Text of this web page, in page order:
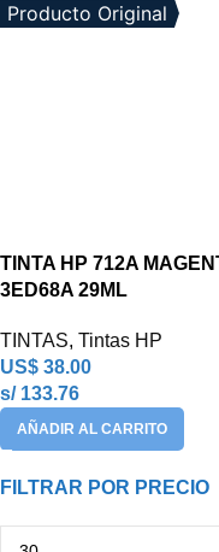
FILTRAR POR PRECIO
Producto Original
TINTA HP 712A
3ED68A 29ML
TINTAS, Tintas HP
US$ 38.00
s/ 133.76
AÑADIR AL CARRITO